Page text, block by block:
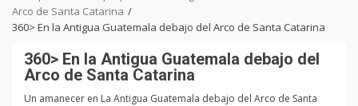
Arco de Santa Catarina
360> En la Antigua Guatemala debajo del Arco de Santa Catarina
360> En la Antigua Guatemala debajo del
Arco de Santa Catarina
Un amanecer en La Antigua Guatemala debajo del Arco de Santa